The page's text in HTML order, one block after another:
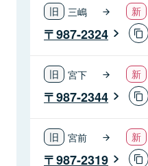
三嶋
987-2324
宮下
987-2344
宮前
987-2319